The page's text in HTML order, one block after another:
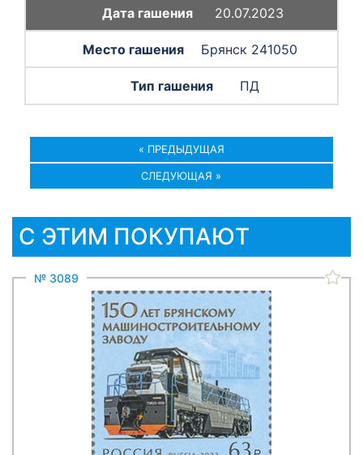
20.07.2023
Брянск 241050
ПД
« ПРЕДЫДУЩАЯ
СЛЕДУЮЩАЯ »
С ЭТИМ ПОКУПАЮТ
№ 3089